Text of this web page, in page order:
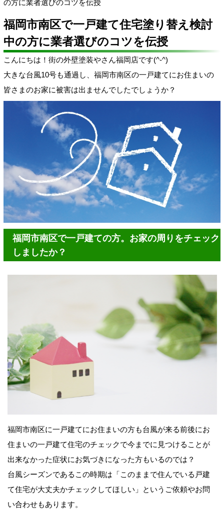
の方に業者選びのコツを伝授
福岡市南区で一戸建て住宅塗り替え検討
中の方に業者選びのコツを伝授
こんにちは！街の外壁塗装やさん福岡店です(^-^)
大きな台風10号も通過し、福岡市南区の一戸建てにお住まいの
皆さまのお家に被害は出ませんでしたでしょうか？
福岡市南区で一戸建ての方。お家の周りをチェック
しましたか？
福岡市南区に一戸建てにお住まいの方も台風が来る前後にお
住まいの一戸建て住宅のチェックで今までに見つけることが
出来なかった症状にお気づきになった方もいるのでは？
台風シーズンであるこの時期は「このままで住んでいる戸建
て住宅が大丈夫かチェックしてほしい」というご依頼やお問
い合わせもあります。